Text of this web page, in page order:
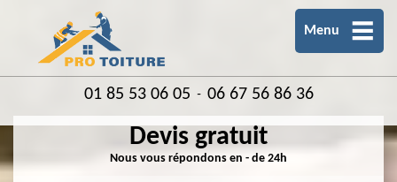
Menu
01 85 53 06 05 - 06 67 56 86 36
Devis gratuit
Nous vous répondons en - de 24h